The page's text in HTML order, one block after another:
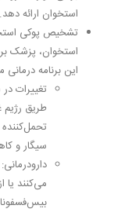
استخوان ارائه دهد.
تشخیص پوکی
استخوان، پزشک
این برنامه
تغییرات
طریق رژیم
سیگار و
دارودرمانی:
می‌کنند یا